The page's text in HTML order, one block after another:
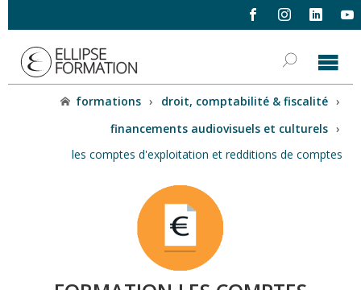
formations › droit, comptabilité & fiscalité ›
financements audiovisuels et culturels ›
les comptes d'exploitation et redditions de comptes